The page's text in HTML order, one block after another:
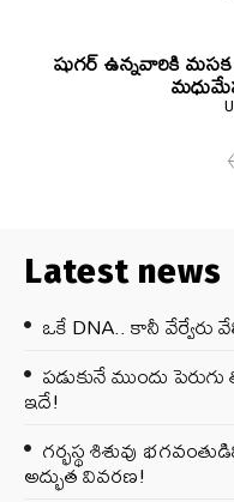
షుగర్ ఉన్నవారికి మసక
Latest news
ఒకే DNA.. కానీ వేర్వేరు
పడుకునే ముందు
ఇదే!
గర్భస్థ శిశువు
అద్భుత వివరణ!